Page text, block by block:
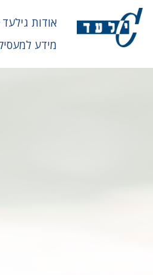
אודות גילעד
מידע